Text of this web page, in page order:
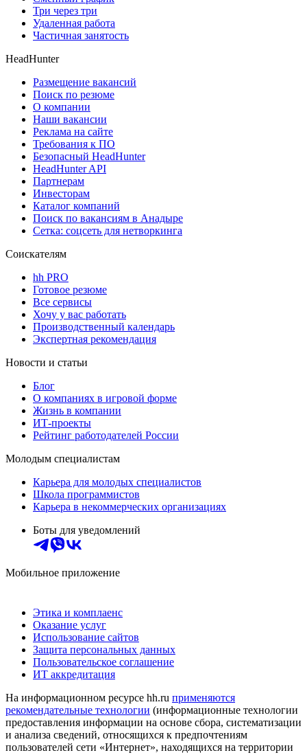
Три через три
Удаленная работа
Частичная занятость
HeadHunter
Размещение вакансий
Поиск по резюме
О компании
Наши вакансии
Реклама на сайте
Требования к ПО
Безопасный HeadHunter
HeadHunter API
Партнерам
Инвесторам
Каталог компаний
Поиск по вакансиям в Анадыре
Сетка: соцсеть для нетворкинга
Соискателям
hh PRO
Готовое резюме
Все сервисы
Хочу у вас работать
Производственный календарь
Экспертная рекомендация
Новости и статьи
Блог
О компаниях в игровой форме
Жизнь в компании
ИТ-проекты
Рейтинг работодателей России
Молодым специалистам
Карьера для молодых специалистов
Школа программистов
Карьера в некоммерческих организациях
Боты для уведомлений
Мобильное приложение
Этика и комплаенс
Оказание услуг
Использование сайтов
Защита персональных данных
Пользовательское соглашение
ИТ аккредитация
На информационном ресурсе hh.ru применяются
рекомендательные технологии (информационные технологии
предоставления информации на основе сбора, систематизации
и анализа сведений, относящихся к предпочтениям
пользователей сети «Интернет», находящихся на территории